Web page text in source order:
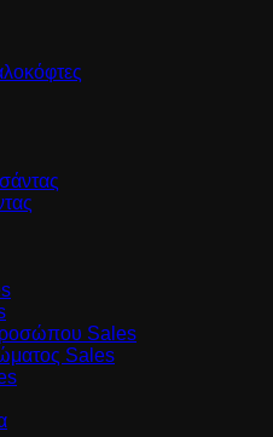
Sales
Sales